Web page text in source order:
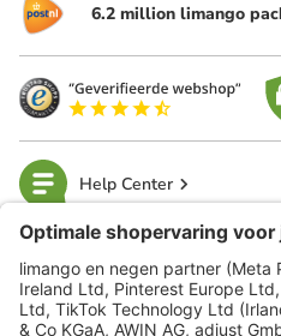
6.2 million limango
Help Center
limango
Veilig winkelen